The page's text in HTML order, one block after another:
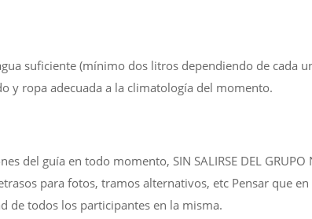
suficiente (mínimo dos litros dependiendo de cada
y ropa adecuada a la climatología del momento.
del guía en todo momento, SIN SALIRSE DEL GRUPO
para fotos, tramos alternativos, etc Pensar que
de todos los participantes en la misma.